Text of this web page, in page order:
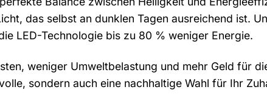
das selbst an dunklen Tagen ausreichend ist.
LED-Technologie bis zu 80 % weniger Energie.
weniger Umweltbelastung und mehr Geld für
sondern auch eine nachhaltige Wahl für Ihr